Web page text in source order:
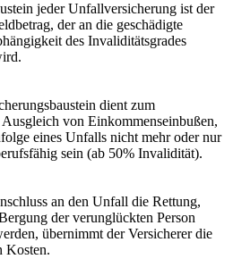
jeder Unfallversicherung ist der
der an die geschädigte
des Invaliditätsgrades
dient zum
von Einkommenseinbußen,
eines Unfalls nicht mehr oder nur
sein (ab 50% Invalidität).
an den Unfall die Rettung,
der verunglückten Person
übernimmt der Versicherer die
Kosten.